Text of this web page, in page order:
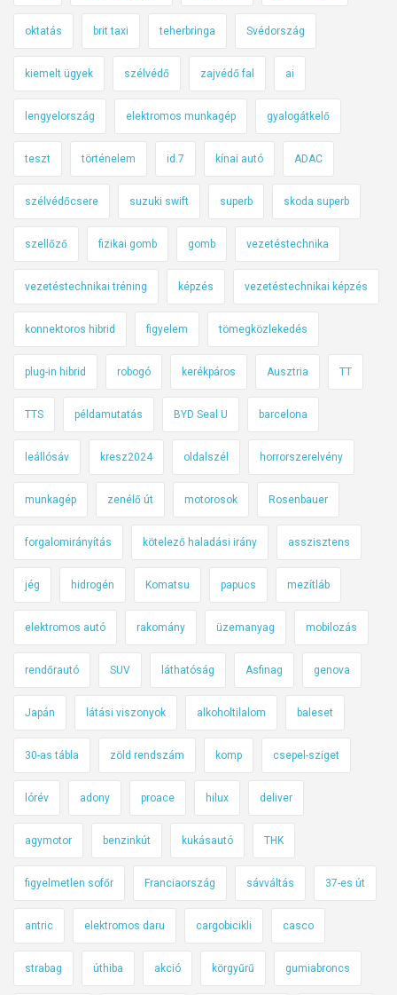
oktatás brit taxi teherbringa Svédország
kiemelt ügyek szélvédő zajvédő fal ai
lengyelország elektromos munkagép gyalogátkelő
teszt történelem id.7 kínai autó ADAC
szélvédőcsere suzuki swift superb skoda superb
szellőző fizikai gomb gomb vezetéstechnika
vezetéstechnikai tréning képzés vezetéstechnikai képzés
konnektoros hibrid figyelem tömegközlekedés
plug-in hibrid robogó kerékpáros Ausztria TT
TTS példamutatás BYD Seal U barcelona
leállósáv kresz2024 oldalszél horrorszerelvény
munkagép zenélő út motorosok Rosenbauer
forgalomirányítás kötelező haladási irány asszisztens
jég hidrogén Komatsu papucs mezítláb
elektromos autó rakomány üzemanyag mobilozás
rendőrautó SUV láthatóság Asfinag genova
Japán látási viszonyok alkoholtilalom baleset
30-as tábla zöld rendszám komp csepel-sziget
lórév adony proace hilux deliver
agymotor benzinkút kukásautó THK
figyelmetlen sofőr Franciaország sávváltás 37-es út
antric elektromos daru cargobicikli casco
strabag úthiba akció körgyűrű gumiabroncs